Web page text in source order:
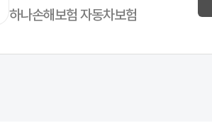
하나손해보험 자동차보험